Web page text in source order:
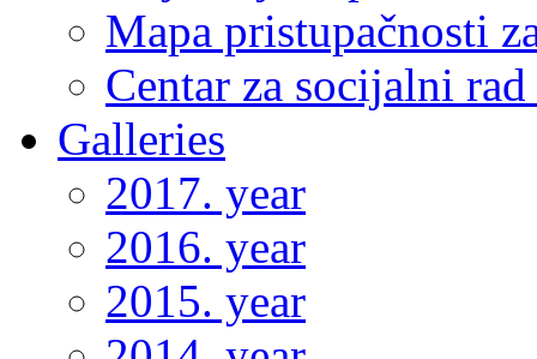
Mapa pristupačnosti
Centar za socijalni
Galleries
2017. year
2016. year
2015. year